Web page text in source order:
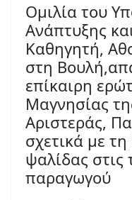
Ομιλία του
Ανάπτυξης
Καθηγητή,
στη
επίκαιρη
Μαγνησίας
Αριστεράς,
σχετικά με
ψαλίδας στις
παραγωγού